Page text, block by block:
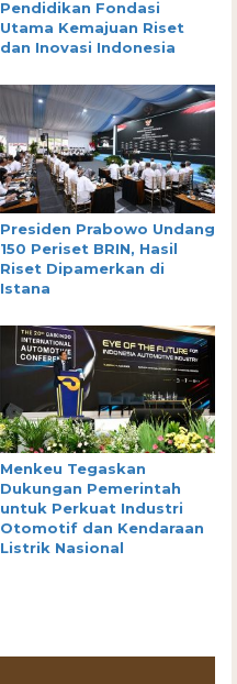
Pendidikan Fondasi
Utama Kemajuan Riset
dan Inovasi Indonesia
Presiden Prabowo Undang
150 Periset BRIN, Hasil
Riset Dipamerkan di
Istana
Menkeu Tegaskan
Dukungan Pemerintah
untuk Perkuat Industri
Otomotif dan Kendaraan
Listrik Nasional